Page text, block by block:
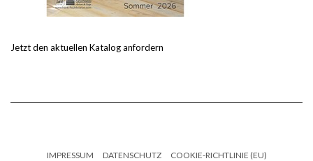
Jetzt den aktuellen Katalog anfordern
IMPRESSUM DATENSCHUTZ COOKIE-RICHTLINIE (EU)